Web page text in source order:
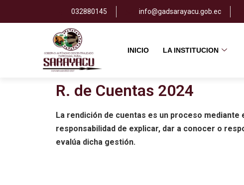
032880145 info@gadsarayacu.gob.ec
INICIO LA INSTITUCION
R. de Cuentas 2024
La rendición de cuentas es un proceso
responsabilidad de explicar, dar a conocer o
evalúa dicha gestión.